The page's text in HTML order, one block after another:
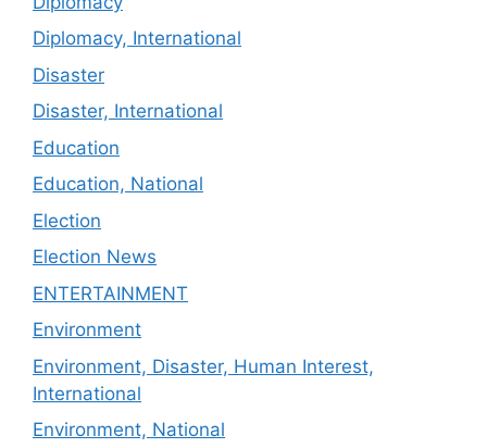
Diplomacy, International
Disaster
Disaster, International
Education
Education, National
Election
Election News
ENTERTAINMENT
Environment
Environment, Disaster, Human Interest,
International
Environment, National